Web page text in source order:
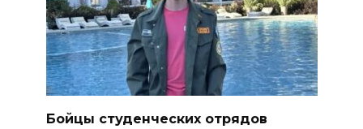
Бойцы студенческих отрядов